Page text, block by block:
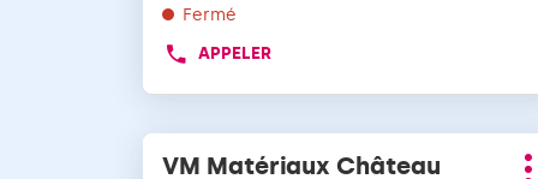
obtenir
plus
amples
Fermé
APPELER
AFFICHER
DE
TÉLÉPHONE
Appuyer
surPoint
VM Matériaux Château